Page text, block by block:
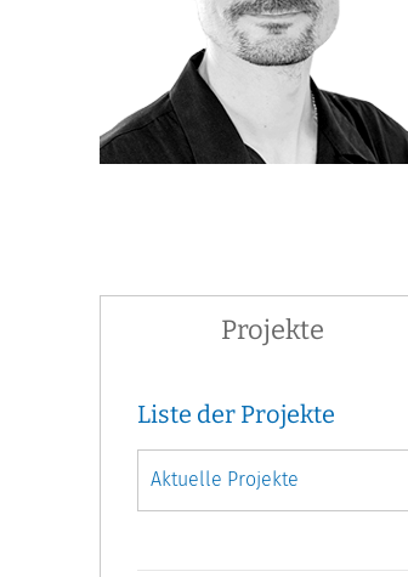
Projekte
Liste der Projekte